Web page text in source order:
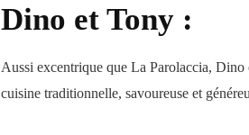
Dino et Tony :
Aussi excentrique que La Parolaccia,
cuisine traditionnelle, savoureuse et